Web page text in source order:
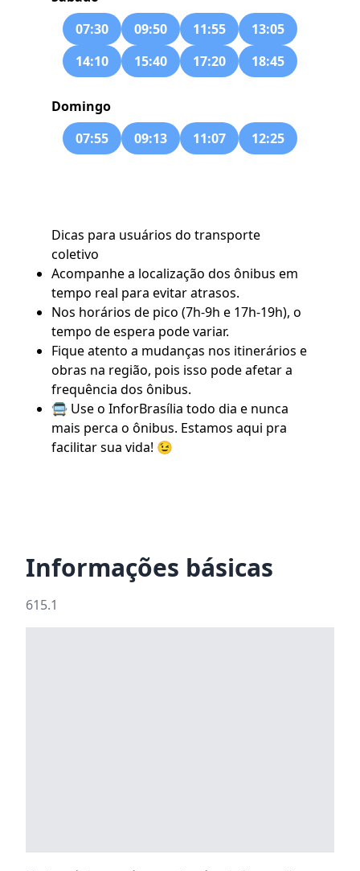
07:30
09:50 11:55
13:05
14:10
15:40 17:20 18:45
Domingo
07:55
09:13 11:07 12:25
Dicas para usuários do transporte
coletivo
Acompanhe a localização dos ônibus em
tempo real para evitar atrasos.
Nos horários de pico (7h-9h e 17h-19h), o
tempo de espera pode variar.
Fique atento a mudanças nos itinerários e
obras na região, pois isso pode afetar a
frequência dos ônibus.
🚍 Use o InforBrasília todo dia e nunca
mais perca o ônibus. Estamos aqui pra
facilitar sua vida! 😉
Informações básicas
615.1